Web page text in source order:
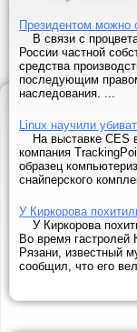
Президентом можно
В связи с
России частной
средства
последующим
наследования. ...
Linux научили
На выставке CES
компания
образец
снайперского
У Киркорова
У Киркорова
Во время гастролей
Рязани, известный
сообщил, что его